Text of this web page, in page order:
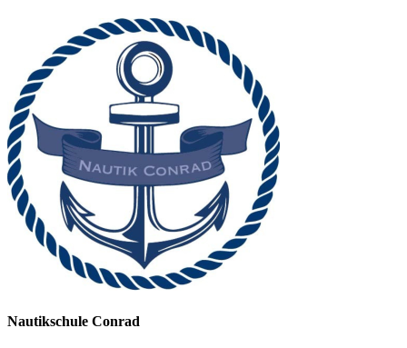
Nautikschule Conrad